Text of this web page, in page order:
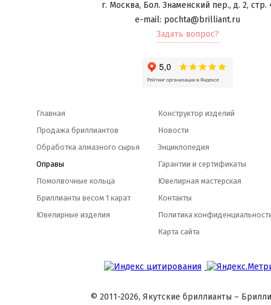
г. Москва, Бол. Знаменский пер., д. 2, стр.
e-mail: pochta@brilliant.ru
Задать вопрос?
Главная
Продажа бриллиантов
Обработка алмазного сырья
Оправы
Помолвочные кольца
Бриллианты весом 1 карат
Ювелирные изделия
Конструктор изделий
Новости
Энциклопедия
Гарантии и сертификаты
Ювелирная мастерская
Контакты
Политика
Карта сайта
© 2011-2026, Якутские бриллианты –